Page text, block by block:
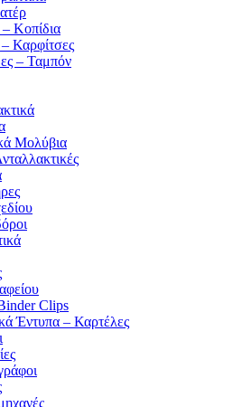
Κοπίδια
– Καρφίτσες
– Ταμπόν
Μολύβια
Clips
Έντυπα – Καρτέλες